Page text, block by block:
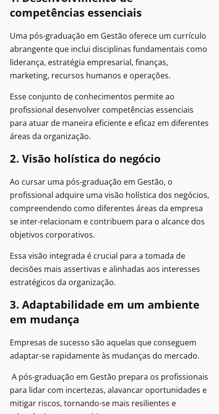
competências essenciais
Uma pós-graduação em Gestão oferece um currículo
abrangente que inclui disciplinas fundamentais como
liderança, estratégia empresarial, finanças,
marketing, recursos humanos e operações.
Esse conjunto de conhecimentos permite ao
profissional desenvolver competências essenciais
para atuar de maneira eficiente e eficaz em diferentes
áreas da organização.
2. Visão holística do negócio
Ao cursar uma pós-graduação em Gestão, o
profissional adquire uma visão holística dos negócios,
compreendendo como diferentes áreas da empresa
se inter-relacionam e contribuem para o alcance dos
objetivos corporativos.
Essa visão integrada é crucial para a tomada de
decisões mais assertivas e alinhadas aos interesses
estratégicos da organização.
3. Adaptabilidade em um ambiente
em mudança
Empresas de sucesso são aquelas que conseguem
adaptar-se rapidamente às mudanças do mercado.
A pós-graduação em Gestão prepara os profissionais
para lidar com incertezas, alavancar oportunidades e
mitigar riscos, tornando-se mais resilientes e